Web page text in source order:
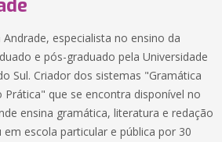
especialista no ensino da
e pós-graduado pela Universidade
Sul. Criador dos sistemas "Gramática
que se encontra disponível no
ensina gramática, literatura e redação
escola particular e pública por 30